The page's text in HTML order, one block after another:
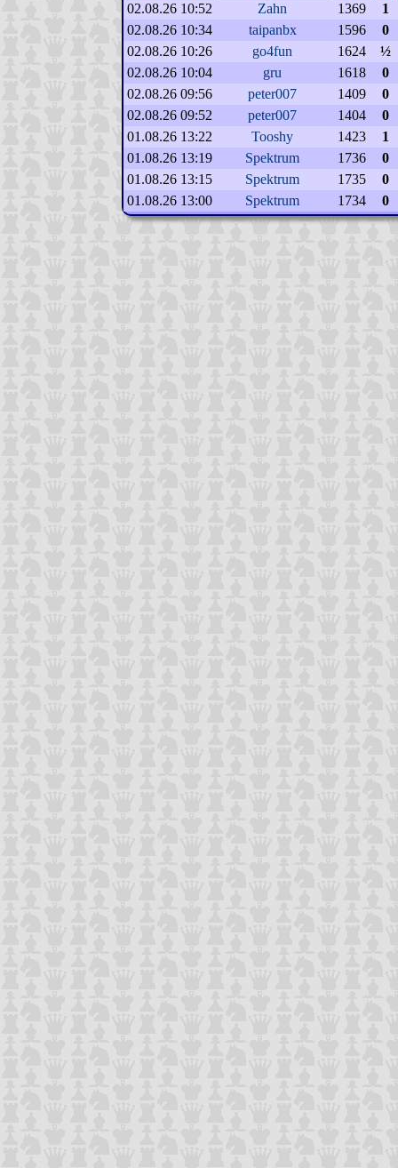
02.08.26 10:52 Zahn 1369
1
02.08.26 10:34
taipanbx 1596
0
02.08.26 10:26
go4fun 1624
½
02.08.26 10:04
gru 1618
0
02.08.26 09:56
peter007 1409
0
02.08.26 09:52
peter007 1404
0
01.08.26 13:22
Tooshy 1423
1
01.08.26 13:19
Spektrum 1736
0
01.08.26 13:15
Spektrum 1735
0
01.08.26 13:00
Spektrum 1734 0